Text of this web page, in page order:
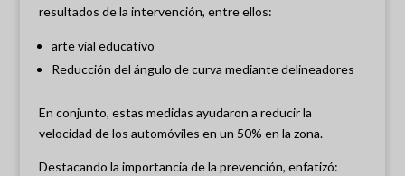
resultados de la intervención, entre ellos:
arte vial educativo
Reducción del ángulo de curva mediante delineadores
En conjunto, estas medidas ayudaron a reducir la
velocidad de los automóviles en un 50% en la zona.
Destacando la importancia de la prevención, enfatizó: